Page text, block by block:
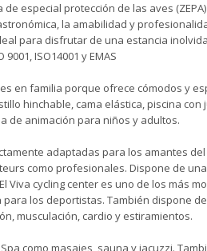
especial protección de las aves
la amabilidad y
para disfrutar de una estancia
ISO14001 y EMAS
en familia porque ofrece cómodos y
hinchable, cama elástica, piscina
de animación para niños y adultos.
adaptadas para los amantes
como profesionales. Dispone de
Viva cycling center es uno de los más
los deportistas. También dispone
musculación, cardio y estiramientos.
como masajes, sauna y jacuzzi.